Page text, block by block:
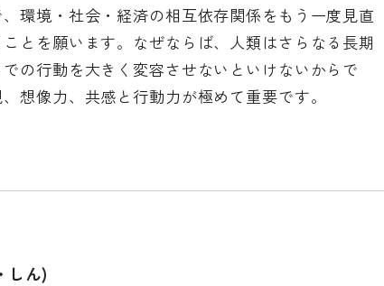
環境・社会・経済の相互依存関係をもう一度見直
とを願います。なぜならば、人類はさらなる長期
の行動を大きく変容させないといけないからで
想像力、共感と行動力が極めて重要です。
しん)